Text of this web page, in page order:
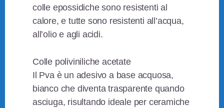
colle epossidiche sono resistenti al
calore, e tutte sono resistenti all’acqua,
all’olio e agli acidi.
Colle poliviniliche acetate
Il Pva è un adesivo a base acquosa,
bianco che diventa trasparente quando
asciuga, risultando ideale per ceramiche